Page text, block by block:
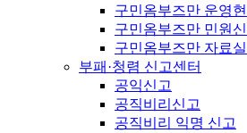
구민옴부즈만 운영
구민옴부즈만 민원
구민옴부즈만 자료실
부패·청렴 신고센터
공익신고
공직비리신고
공직비리 익명 신고